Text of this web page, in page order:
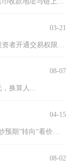
03-21
08-07
，换算人...
04-15
08-02